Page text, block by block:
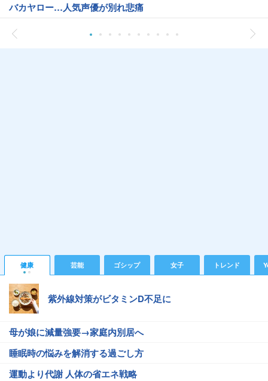
バカヤロー…人気声優が別れ悲痛
健康 芸能 ゴシップ 女子 トレンド
紫外線対策がビタミンD不足に
母が娘に減量強要→家庭内別居へ
睡眠時の悩みを解消する過ごし方
運動より代謝 人体の省エネ戦略